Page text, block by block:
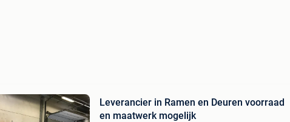
Leverancier in Ramen en Deuren voorraad
en maatwerk mogelijk